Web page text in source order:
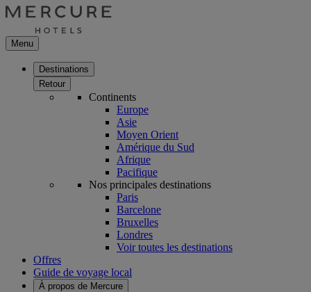
Menu
Destinations
Retour
Continents
Europe
Asie
Moyen Orient
Amérique du Sud
Afrique
Pacifique
Nos principales destinations
Paris
Barcelone
Bruxelles
Londres
Voir toutes les destinations
Offres
Guide de voyage local
À propos de Mercure